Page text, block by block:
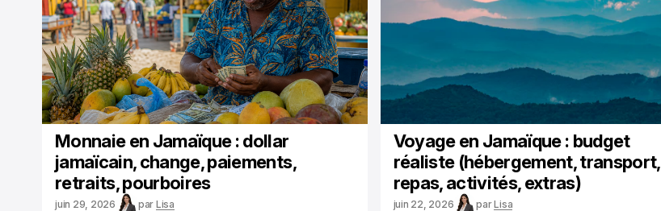
Monnaie en Jamaïque : dollar
jamaïcain, change, paiements,
retraits, pourboires
juin 29, 2026 par Lisa
Voyage en Jamaïque : budget
réaliste (hébergement, transport,
repas, activités, extras)
juin 22, 2026 parLisa